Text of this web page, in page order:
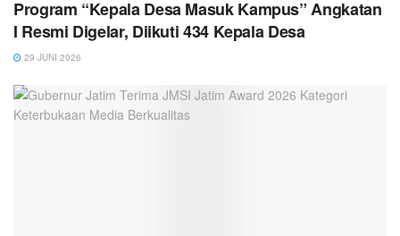
Program “Kepala Desa Masuk Kampus” Angkatan
I Resmi Digelar, Diikuti 434 Kepala Desa
29 JUNI 2026